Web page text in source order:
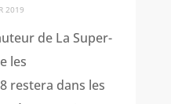
2019
de La Super-
les
restera dans les